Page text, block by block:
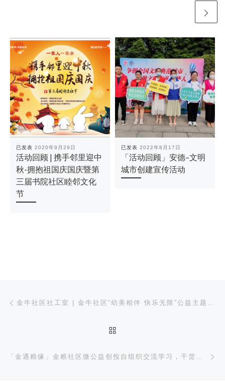
已发表 2020年9月29日
活动回顾 | 携手邻里迎中
秋-拥抱祖国庆国庆暨第
三届书院社区睦邻文化
节
已发表 2022年8月17日
「活动回顾」安德–文明
城市创建宣传活动
文章导航 金牛社区社工室 | 金牛社区“幼美相伴 快乐无限”公益主题活动
「金遇粮缘」金粮社区微公益创投自组织交流学习，干货满满